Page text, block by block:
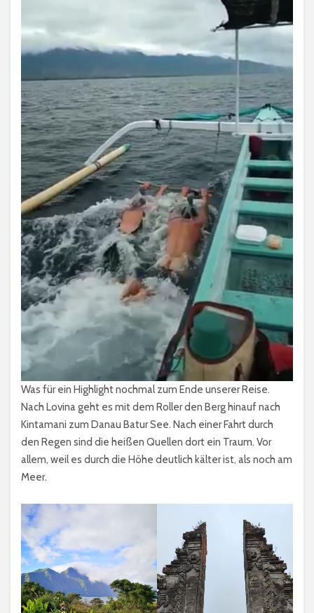
Was für ein Highlight nochmal zum Ende unserer Reise.
Nach Lovina geht es mit dem Roller den Berg hinauf nach
Kintamani zum Danau Batur See. Nach einer Fahrt durch
den Regen sind die heißen Quellen dort ein Traum. Vor
allem, weil es durch die Höhe deutlich kälter ist, als noch am
Meer.